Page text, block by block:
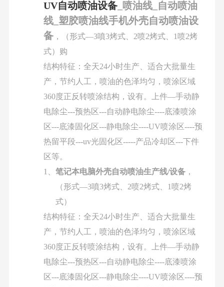
UV自动喷油设备_喷油线_自动喷油
线_塑胶喷油线手机外壳自动喷油设
备，（形式—3噴3烤式、 2喷2烤式、 1 喷2烤
式）购
结构特征：全天24小时生产、适合大批量生
产，节约人工，喷油的色泽均匀，喷涂区域
360度正反转喷涂结构，设有。上件—手动静
电除尘---预热区---自动静电除尘----底漆喷涂
区---底漆固化区---静电除尘----UV喷涂区----预
热留平段---uv光固化区-----产品冷却区---下件
区等。
1、 笔记本电脑外壳自动喷油生产线/设备，
（形式—3噴3烤式、 2喷2烤式、 1 喷2烤
式）
结构特征：全天24小时生产、适合大批量生
产，节约人工，喷油的色泽均匀，喷涂区域
360度正反转喷涂结构，设有。上件—手动静
电除尘---预热区---自动静电除尘----底漆喷涂
区---底漆固化区---静电除尘----UV喷涂区----预